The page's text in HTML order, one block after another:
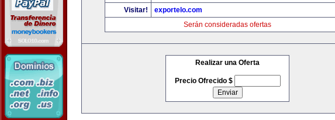
Visitar!
exportelo.com
Serán consideradas ofertas
Realizar una Oferta
Precio Ofrecido $